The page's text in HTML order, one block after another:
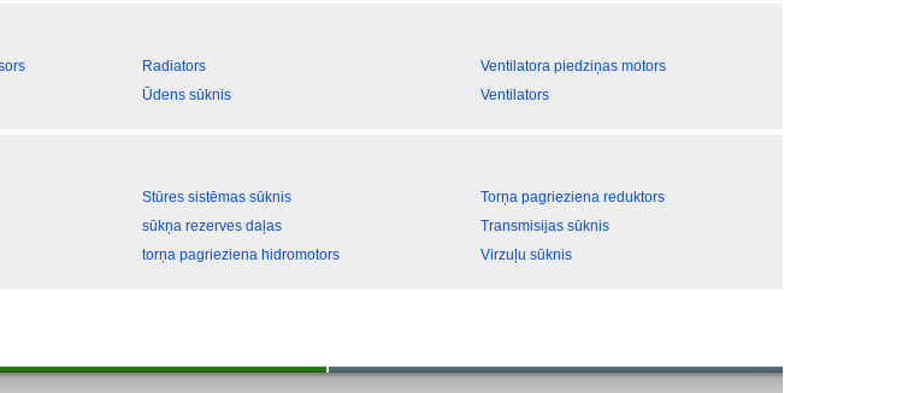
Radiators
Ūdens sūknis
Ventilatora piedziņas motors
Ventilators
Stūres sistēmas sūknis
sūkņa rezerves daļas
torņa pagrieziena hidromotors
Torņa pagrieziena reduktors
Transmisijas sūknis
Virzuļu sūknis